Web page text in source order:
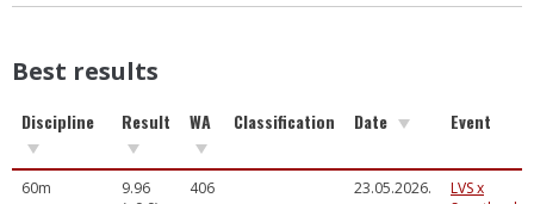
Best results
Discipline Result WA Classification Date Event
60m
9.96
406 23.05.2026.
LVS x